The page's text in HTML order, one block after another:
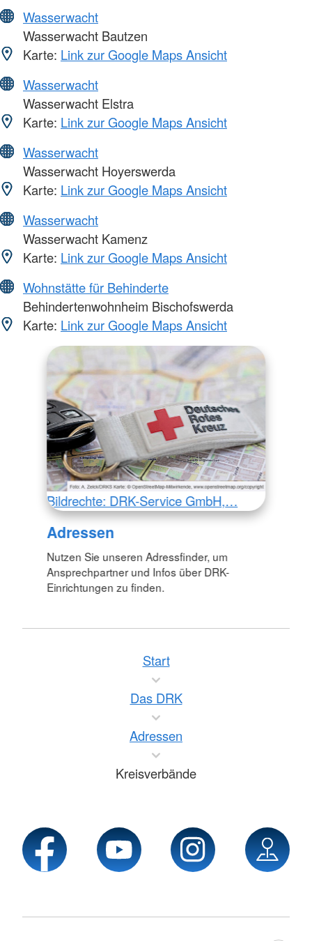
Wasserwacht
Wasserwacht Bautzen
Karte: Link zur Google Maps Ansicht
Wasserwacht
Wasserwacht Elstra
Karte: Link zur Google Maps Ansicht
Wasserwacht
Wasserwacht Hoyerswerda
Karte: Link zur Google Maps Ansicht
Wasserwacht
Wasserwacht Kamenz
Karte: Link zur Google Maps Ansicht
Wohnstätte für Behinderte
Behindertenwohnheim Bischofswerda
Karte: Link zur Google Maps Ansicht
Bildrechte: DRK-Service GmbH,…
Adressen
Nutzen Sie unseren Adressfinder, um
Ansprechpartner und Infos über DRK-
Einrichtungen zu finden.
Start
Das DRK
Adressen
Kreisverbände